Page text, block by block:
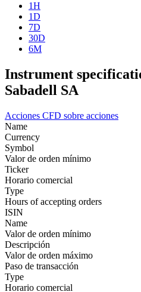
1H
1D
7D
30D
6M
Instrument
Sabadell SA
Acciones CFD sobre acciones
Name
Currency
Symbol
Valor de orden mínimo
Ticker
Horario comercial
Type
Hours of accepting orders
ISIN
Name
Valor de orden mínimo
Descripción
Valor de orden máximo
Paso de transacción
Type
Horario comercial